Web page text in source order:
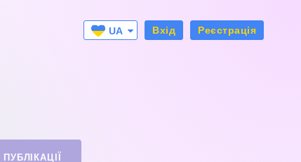
UA
Вхід Реєстрація
ПУБЛІКАЦІЇ